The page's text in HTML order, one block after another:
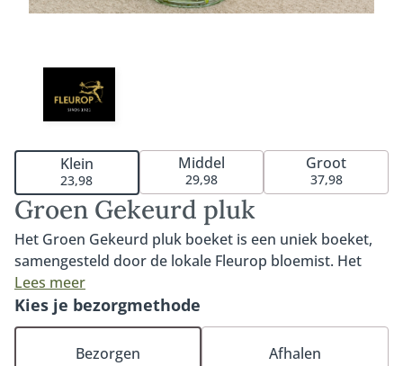
Groen Gekeurd pluk
Het Groen Gekeurd pluk boeket is een uniek boeket,
samengesteld door de lokale Fleurop bloemist. Het
boeket bestaat uit duurzaam gekwalificeerde MPS-A+
en MPS-A kwaliteitsbloemen die op het moment van
bestellen goed beschikbaar zijn. MPS- ABC is het
wereldwijde certificaat dat duurzaamheid van
Lees meer
Klein
23,98
Middel
29,98
Groot
37,98
Kies je bezorgmethode
Bezorgen Afhalen